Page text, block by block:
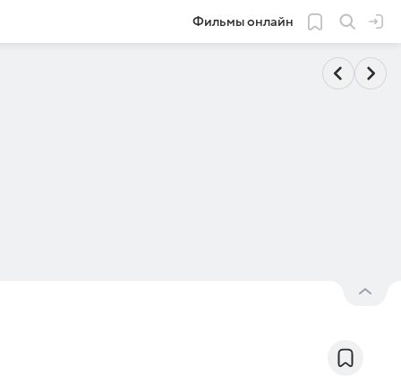
Фильмы онлайн